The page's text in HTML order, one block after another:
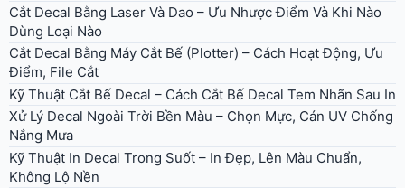
Cắt Decal Bằng Laser Và Dao – Ưu Nhược Điểm Và Khi Nào
Dùng Loại Nào
Cắt Decal Bằng Máy Cắt Bế (Plotter) – Cách Hoạt Động, Ưu
Điểm, File Cắt
Kỹ Thuật Cắt Bế Decal – Cách Cắt Bế Decal Tem Nhãn Sau In
Xử Lý Decal Ngoài Trời Bền Màu – Chọn Mực, Cán UV Chống
Nắng Mưa
Kỹ Thuật In Decal Trong Suốt – In Đẹp, Lên Màu Chuẩn,
Không Lộ Nền